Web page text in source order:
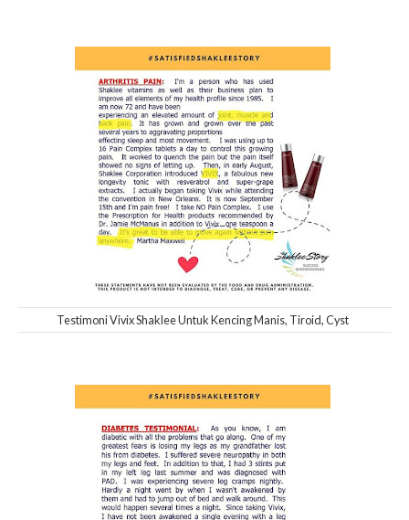
Testimoni Vivix Shaklee Untuk Kencing Manis, Tiroid, Cyst